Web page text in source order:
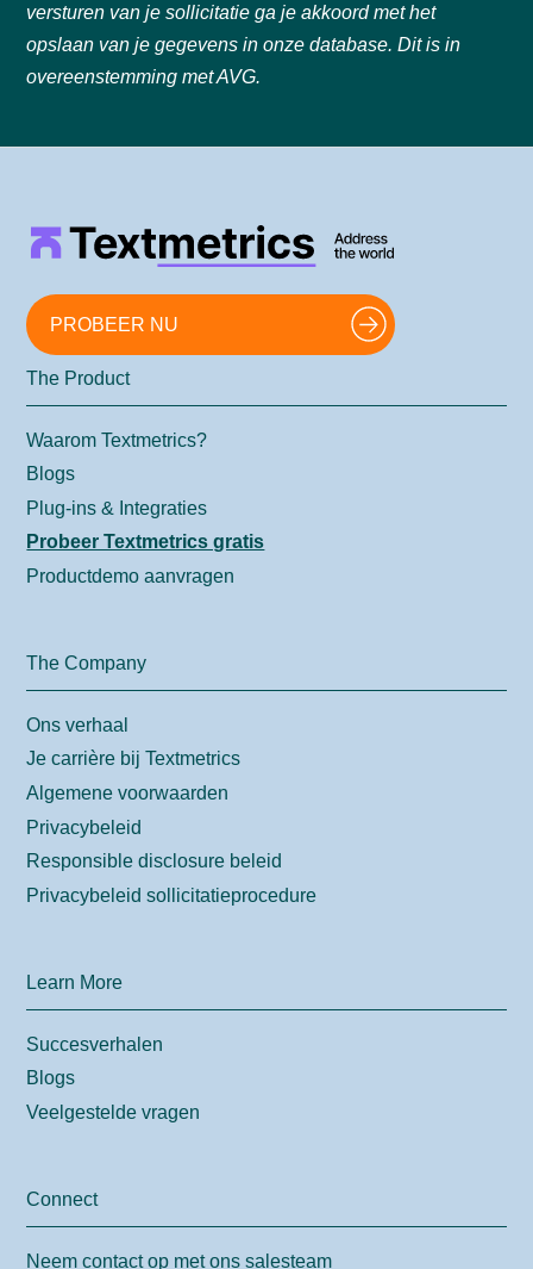
versturen van je sollicitatie ga je akkoord met het
opslaan van je gegevens in onze database. Dit is in
overeenstemming met AVG.
PROBEER NU
The Product
Waarom Textmetrics?
Blogs
Plug-ins & Integraties
Probeer Textmetrics gratis
Productdemo aanvragen
The Company
Ons verhaal
Je carrière bij Textmetrics
Algemene voorwaarden
Privacybeleid
Responsible disclosure beleid
Privacybeleid sollicitatieprocedure
Learn More
Succesverhalen
Blogs
Veelgestelde vragen
Connect
Neem contact op met ons salesteam